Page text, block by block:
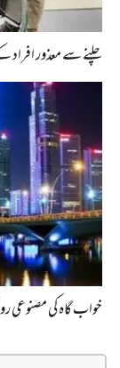
چلنے سے معذور
خواب گاہ کی مصنوعی